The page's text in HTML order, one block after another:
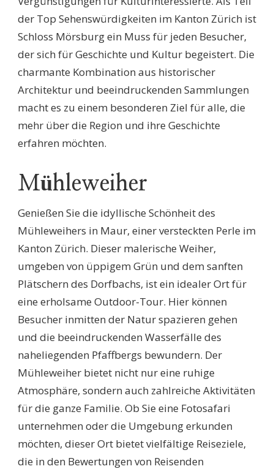
der Top Sehenswürdigkeiten im Kanton Zürich ist
Schloss Mörsburg ein Muss für jeden Besucher,
der sich für Geschichte und Kultur begeistert. Die
charmante Kombination aus historischer
Architektur und beeindruckenden Sammlungen
macht es zu einem besonderen Ziel für alle, die
mehr über die Region und ihre Geschichte
erfahren möchten.
Mühleweiher
Genießen Sie die idyllische Schönheit des
Mühleweihers in Maur, einer versteckten Perle im
Kanton Zürich. Dieser malerische Weiher,
umgeben von üppigem Grün und dem sanften
Plätschern des Dorfbachs, ist ein idealer Ort für
eine erholsame Outdoor-Tour. Hier können
Besucher inmitten der Natur spazieren gehen
und die beeindruckenden Wasserfälle des
naheliegenden Pfaffbergs bewundern. Der
Mühleweiher bietet nicht nur eine ruhige
Atmosphäre, sondern auch zahlreiche Aktivitäten
für die ganze Familie. Ob Sie eine Fotosafari
unternehmen oder die Umgebung erkunden
möchten, dieser Ort bietet vielfältige Reiseziele,
die in den Bewertungen von Reisenden